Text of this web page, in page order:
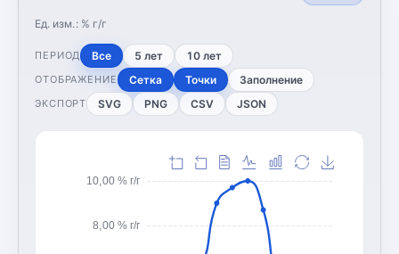
Ед. изм.: % г/г
ПЕРИОД Все 5 лет 10 лет
ОТОБРАЖЕНИЕ Сетка Точки Заполнение
ЭКСПОРТ SVG PNG CSV JSON
8,00 % г/г
10,00 % г/г